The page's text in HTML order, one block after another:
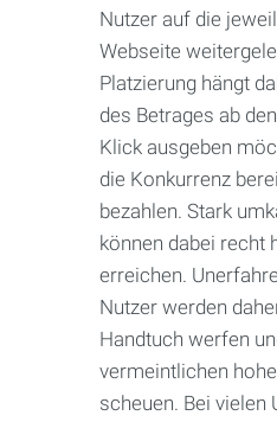
Nutzer auf die
Webseite
Platzierung hängt
des Betrages ab
Klick ausgeben
die Konkurrenz
bezahlen. Stark
können dabei recht
erreichen.
Nutzer werden
Handtuch werfen
vermeintlichen
scheuen. Bei vielen